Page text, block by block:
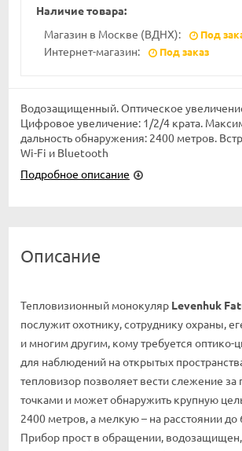
Наличие товара:
Магазин в Москве (ВДНХ):
Под
Интернет-магазин: Под заказ
Водозащищенный. Оптическое
Цифровое увеличение: 1/2/4 крата.
дальность обнаружения: 2400 метров.
Wi-Fi и Bluetooth
Подробное описание
Описание
Тепловизионный монокуляр Levenhuk
послужит охотнику, сотруднику охраны,
и многим другим, кому требуется
для наблюдений на открытых
тепловизор позволяет вести слежение за
точками и может обнаружить крупную
2400 метров, а мелкую – на расстоянии до
Прибор прост в обращении,